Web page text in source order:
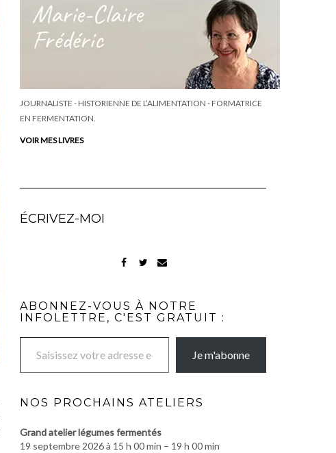
JOURNALISTE - HISTORIENNE DE L’ALIMENTATION - FORMATRICE
EN FERMENTATION.
VOIR MES LIVRES
ÉCRIVEZ-MOI
ABONNEZ-VOUS À NOTRE
INFOLETTRE, C'EST GRATUIT :
Saisissez votre adresse e-mail…
Je m'abonne
NOS PROCHAINS ATELIERS
Grand atelier légumes fermentés
19 septembre 2026 à 15 h 00 min – 19 h 00 min